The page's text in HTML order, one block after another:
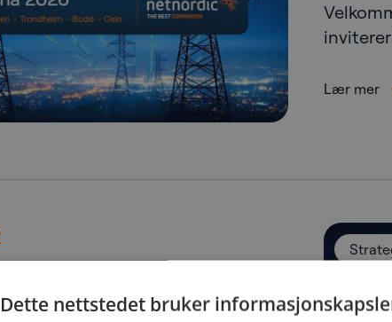
Lær mer
2026
Dette nettstedet bruker